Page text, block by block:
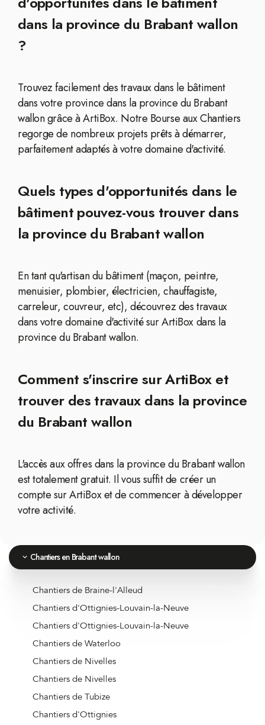
dans la province du Brabant wallon
?
Trouvez facilement des travaux dans le bâtiment
dans votre province dans la province du Brabant
wallon grâce à ArtiBox. Notre Bourse aux Chantiers
regorge de nombreux projets prêts à démarrer,
parfaitement adaptés à votre domaine d'activité.
Quels types d'opportunités dans le
bâtiment pouvez-vous trouver dans
la province du Brabant wallon
En tant qu'artisan du bâtiment (maçon, peintre,
menuisier, plombier, électricien, chauffagiste,
carreleur, couvreur, etc), découvrez des travaux
dans votre domaine d'activité sur ArtiBox dans la
province du Brabant wallon.
Comment s'inscrire sur ArtiBox et
trouver des travaux dans la province
du Brabant wallon
L'accès aux offres dans la province du Brabant wallon
est totalement gratuit. Il vous suffit de créer un
compte sur ArtiBox et de commencer à développer
votre activité.
Chantiers en Brabant wallon
Chantiers de Braine-l'Alleud
Chantiers d'Ottignies-Louvain-la-Neuve
Chantiers d'Ottignies-Louvain-la-Neuve
Chantiers de Waterloo
Chantiers de Nivelles
Chantiers de Nivelles
Chantiers de Tubize
Chantiers d'Ottignies